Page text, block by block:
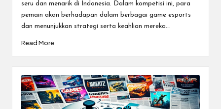
seru dan menarik di Indonesia. Dalam kompetisi ini, para
pemain akan berhadapan dalam berbagai game esports
dan menunjukkan strategi serta keahlian mereka.…
Read More